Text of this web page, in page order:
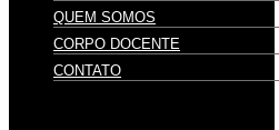
QUEM SOMOS
CORPO DOCENTE
CONTATO